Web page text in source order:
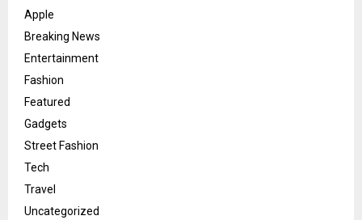
Apple
Breaking News
Entertainment
Fashion
Featured
Gadgets
Street Fashion
Tech
Travel
Uncategorized